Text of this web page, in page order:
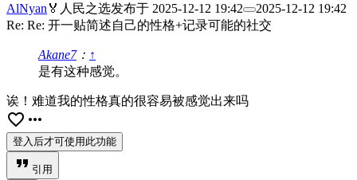
AlNyan 🏅人民之选发布于 2025-12-12 19:42
2025-12-12 19:42
Re: Re: 开一贴简述自己的性格+记录可能的社交
Akane7： ↑
是有这种感觉。
诶！难道我的性格真的很容易被感觉出来吗
favorite_border more_horiz
登入后才可使用此功能
format_quote 引用